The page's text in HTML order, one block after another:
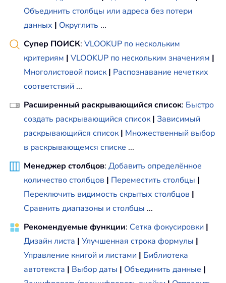
Объединить столбцы или адреса без потери
данных | Округлить ...
Супер ПОИСК: VLOOKUP по нескольким
критериям | VLOOKUP по нескольким значениям |
Многолистовой поиск | Распознавание нечетких
соответствий ...
Расширенный раскрывающийся список: Быстро
создать раскрывающийся список | Зависимый
раскрывающийся список | Множественный выбор
в раскрывающемся списке ...
Менеджер столбцов: Добавить определённое
количество столбцов | Переместить столбцы |
Переключить видимость скрытых столбцов |
Сравнить диапазоны и столбцы ...
Рекомендуемые функции: Сетка фокусировки |
Дизайн листа | Улучшенная строка формулы |
Управление книгой и листами | Библиотека
автотекста | Выбор даты | Объединить данные |